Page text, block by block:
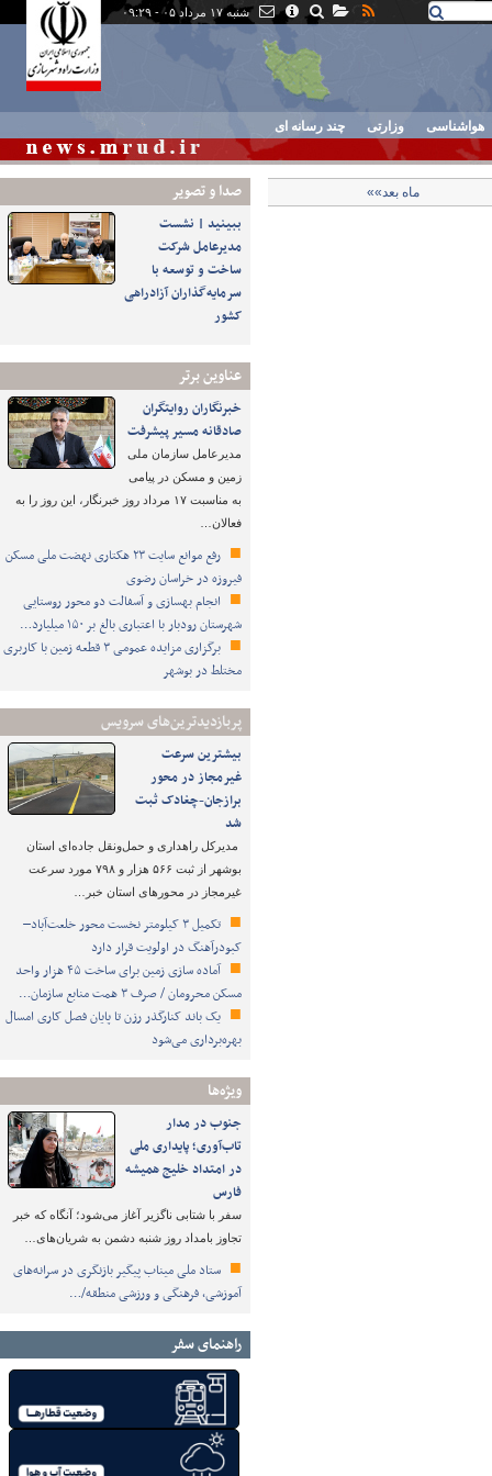
شنبه ۱۷ مرداد ۰۵ - ۰۹:۲۹
هواشناسی وزارتی چند رسانه ای
صدا و تصوير
ببینید | نشست
مدیرعامل شرکت
ساخت و توسعه با
سرمایه‌گذاران آزادراهی
کشور
عناوین برتر
خبرنگاران روایتگران
صادقانه مسیر پیشرفت
مدیرعامل سازمان ملی
زمین و مسکن در پیامی
به مناسبت ۱۷ مرداد روز خبرنگار، این روز را به
فعالان…
رفع موانع سایت ۲۳ هکتاری نهضت ملی مسکن
فیروزه در خراسان رضوی
انجام بهسازی و آسفالت دو محور روستایی
شهرستان رودبار با اعتباری بالغ بر ۱۵۰ میلیارد…
برگزاری مزایده عمومی ۳ قطعه زمین با کاربری
مختلط در بوشهر
پربازدیدترین‌های سرویس
بیشترین سرعت
غیرمجاز در محور
برازجان-چغادک ثبت
شد
مدیرکل راهداری و حمل‌ونقل جاده‌ای استان
بوشهر از ثبت ۵۶۶ هزار و ۷۹۸ مورد سرعت
غیرمجاز در محورهای استان خبر…
تکمیل ۳ کیلومتر نخست محور خلعت‌آباد–
کبودرآهنگ در اولویت قرار دارد
آماده سازی زمین برای ساخت ۴۵ هزار واحد
مسکن محرومان / صرف ۳ همت منابع سازمان…
یک باند کنارگذر رزن تا پایان فصل کاری امسال
بهره‌برداری می‌شود
ویژه‌ها
جنوب در مدار
تاب‌آوری؛ پایداری ملی
در امتداد خلیج همیشه
فارس
سفر با شتابی ناگزیر آغاز می‌شود؛ آنگاه که خبر
تجاوز بامداد روز شنبه دشمن به شریان‌های…
ستاد ملی میناب پیگیر بازنگری در سرانه‌های
آموزشی، فرهنگی و ورزشی منطقه/…
راهنمای سفر
ماه بعد»»